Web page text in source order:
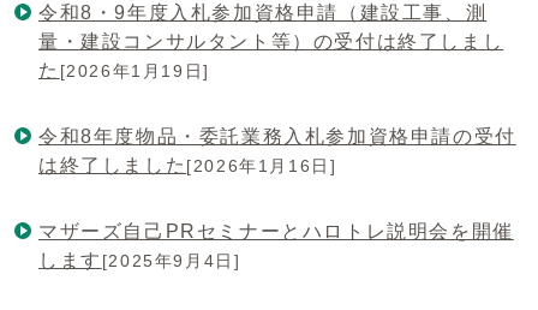
令和8・9年度入札参加資格申請（建設工事、測
量・建設コンサルタント等）の受付は終了しまし
た [2026年1月19日]
令和8年度物品・委託業務入札参加資格申請の受付
は終了しました [2026年1月16日]
マザーズ自己PRセミナーとハロトレ説明会を開催
します [2025年9月4日]